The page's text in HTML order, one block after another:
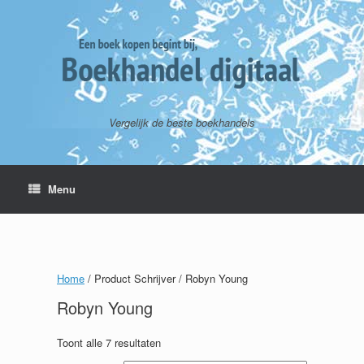
Vergelijk de beste boekhandels
Menu
Home / Product Schrijver / Robyn Young
Robyn Young
Toont alle 7 resultaten